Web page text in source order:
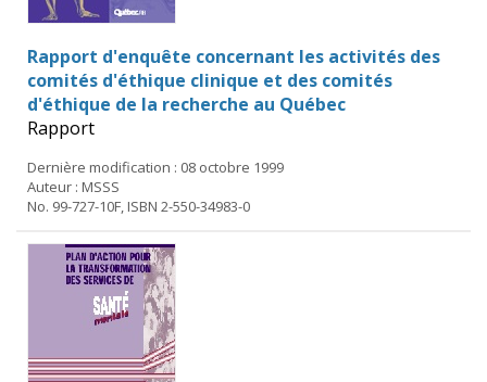
Rapport d'enquête concernant les activités des
comités d'éthique clinique et des comités
d'éthique de la recherche au Québec
Rapport
Dernière modification : 08 octobre 1999
Auteur : MSSS
No. 99-727-10F, ISBN 2-550-34983-0